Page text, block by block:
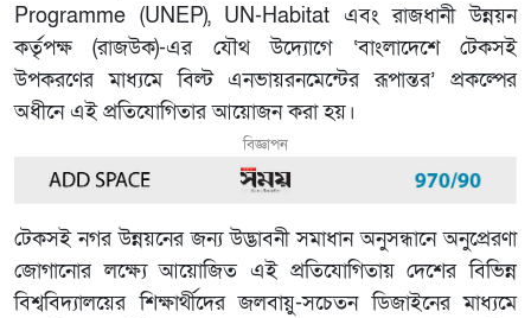
Programme (UNEP), UN-Habitat এবং রাজধানী উন্নয়ন
কর্তৃপক্ষ (রাজউক)-এর যৌথ উদ্যোগে ‘বাংলাদেশে টেকসই
উপকরণের মাধ্যমে বিল্ট এনভায়রনমেন্টের রূপান্তর’ প্রকল্পের
অধীনে এই প্রতিযোগিতার আয়োজন করা হয়।
বিজ্ঞাপন
টেকসই নগর উন্নয়নের জন্য উদ্ভাবনী সমাধান অনুসন্ধানে অনুপ্রেরণা
জোগানোর লক্ষ্যে আয়োজিত এই প্রতিযোগিতায় দেশের বিভিন্ন
বিশ্ববিদ্যালয়ের শিক্ষার্থীদের জলবায়ু-সচেতন ডিজাইনের মাধ্যমে